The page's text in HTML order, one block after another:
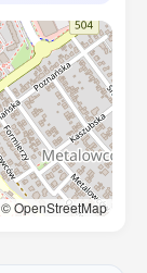
© OpenStreetMap